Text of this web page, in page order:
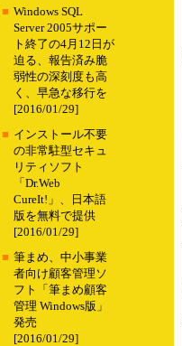
■ Windows SQL
Server 2005サポー
ト終了の4月12日が
迫る、報告済み脆
弱性の深刻度も高
く、早急な移行を
[2016/01/29]
■ インストール不要
の非常駐型セキュ
リティソフト
「Dr.Web
CureIt!」、日本語
版を無料で提供
[2016/01/29]
■ 筆まめ、中小事業
者向け顧客管理ソ
フト「筆まめ顧客
管理 Windows版」
発売
[2016/01/29]